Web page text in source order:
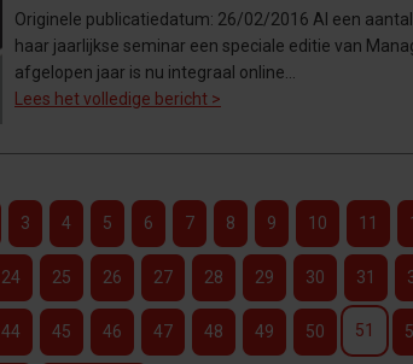
Originele publicatiedatum: 26/02/2016 Al een
haar jaarlijkse seminar een speciale editie van
afgelopen jaar is nu integraal online…
Lees het volledige bericht >
3 4 5 6 7 8 9 10 11
24 25 26 27 28 29 30 31
44 45 46 47 48 49 50 51